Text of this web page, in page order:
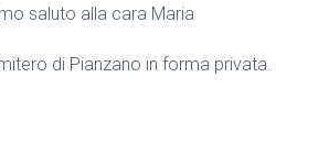
saluto alla cara Maria
di Pianzano in forma privata.